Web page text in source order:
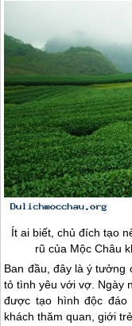
Ít ai biết, chủ đích tạo
rũ của Mộc Châu
Ban đầu, đây là ý tưởng
tỏ tình yêu với vợ. Ngày
được tạo hình độc đáo
khách thăm quan, giới trẻ.